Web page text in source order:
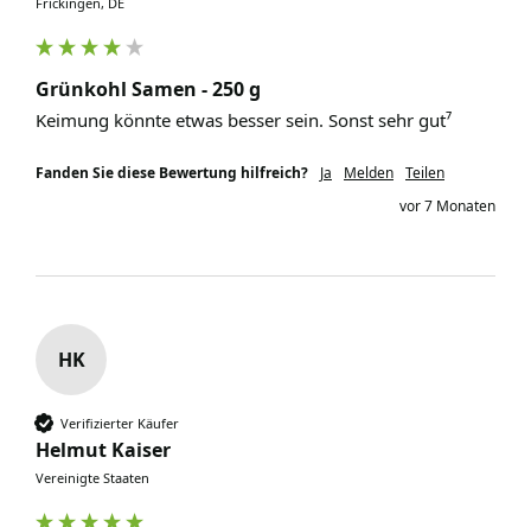
Grünkohl Samen - 250 g
Keimung könnte etwas besser sein. Sonst sehr gut⁷
Fanden Sie diese Bewertung hilfreich? Ja Melden Teilen
vor 7 Monaten
HK
Verifizierter Käufer
Helmut Kaiser
Vereinigte Staaten